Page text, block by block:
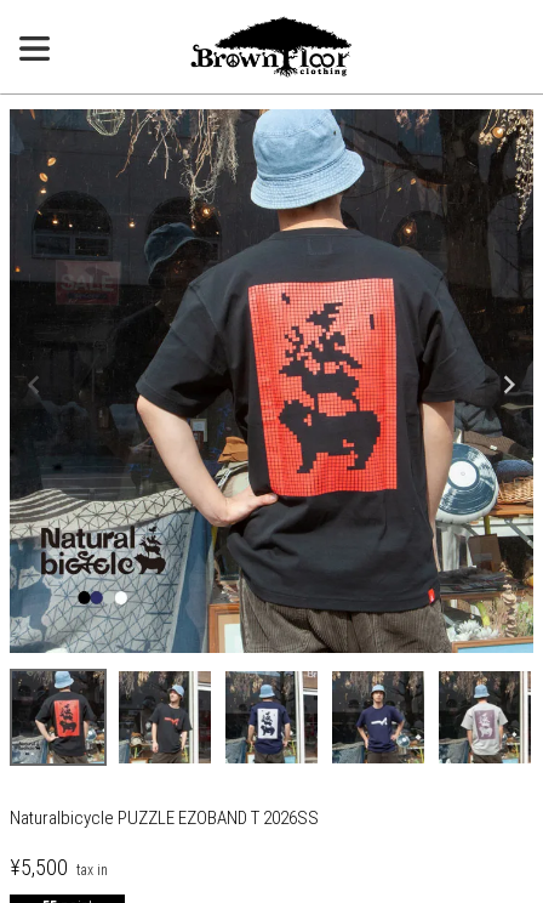
Naturalbicycle PUZZLE EZOBAND T 2026SS
¥5,500